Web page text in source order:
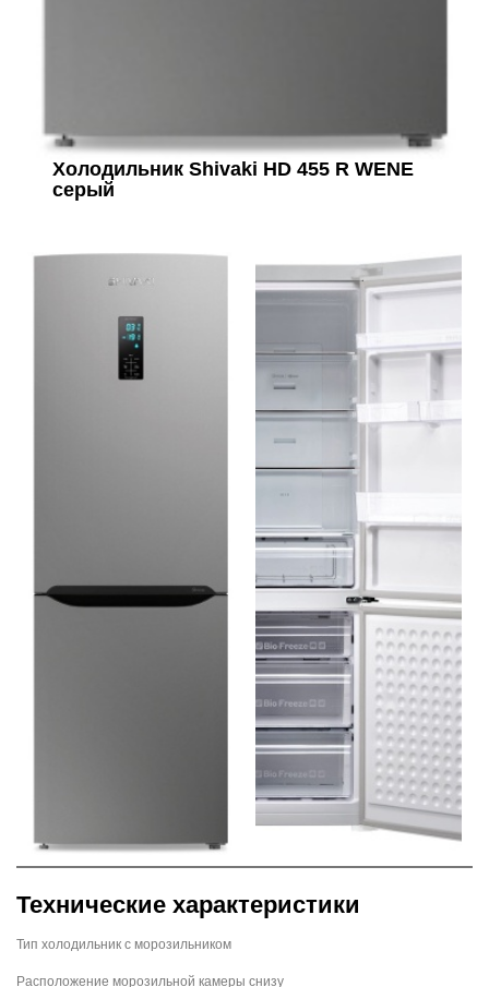
Холодильник Shivaki HD 455 R WENE
серый
Технические характеристики
Тип холодильник с морозильником
Расположение морозильной камеры снизу